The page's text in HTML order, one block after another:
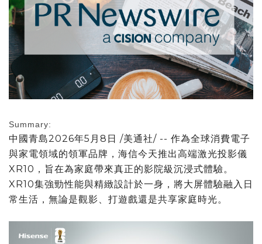
Summary:
中國青島2026年5月8日 /美通社/ -- 作為全球消費電子
與家電領域的領軍品牌，海信今天推出高端激光投影儀
XR10，旨在為家庭帶來真正的影院級沉浸式體驗。
XR10集強勁性能與精緻設計於一身，將大屏體驗融入日
常生活，無論是觀影、打遊戲還是共享家庭時光。